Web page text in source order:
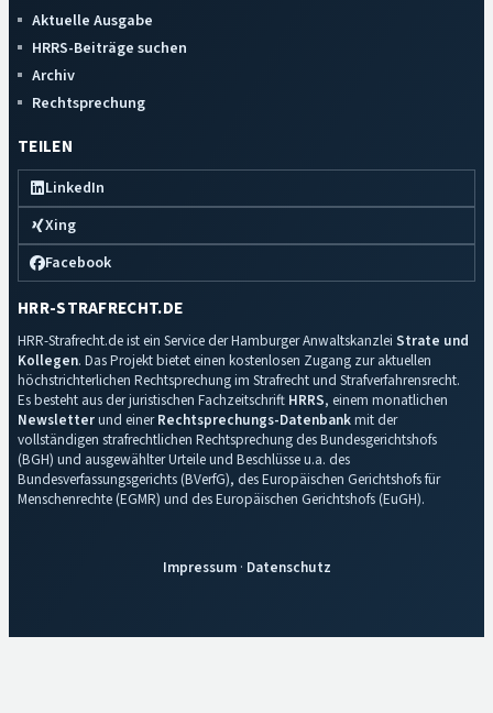
Aktuelle Ausgabe
HRRS-Beiträge suchen
Archiv
Rechtsprechung
TEILEN
LinkedIn
Xing
Facebook
HRR-STRAFRECHT.DE
HRR-Strafrecht.de ist ein Service der Hamburger Anwaltskanzlei Strate und
Kollegen. Das Projekt bietet einen kostenlosen Zugang zur aktuellen
höchstrichterlichen Rechtsprechung im Strafrecht und Strafverfahrensrecht.
Es besteht aus der juristischen Fachzeitschrift HRRS, einem monatlichen
Newsletterund einerRechtsprechungs-Datenbankmit der
vollständigen strafrechtlichen Rechtsprechung des Bundesgerichtshofs
(BGH) und ausgewählter Urteile und Beschlüsse u.a. des
Bundesverfassungsgerichts (BVerfG), des Europäischen Gerichtshofs für
Menschenrechte (EGMR) und des Europäischen Gerichtshofs (EuGH).
Impressum· Datenschutz